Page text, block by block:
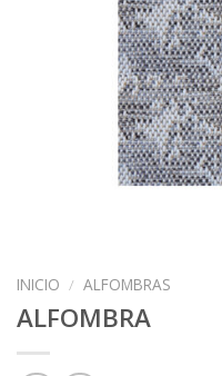
INICIO / ALFOMBRAS
ALFOMBRA